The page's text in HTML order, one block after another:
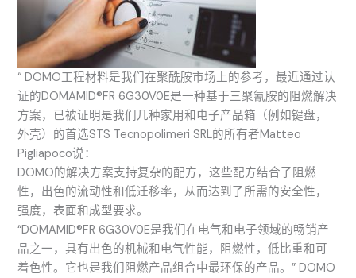
“ DOMO工程材料是我们在聚酰胺市场上的参考，最近通过认
证的DOMAMID®FR 6G30V0E是一种基于三聚氰胺的阻燃解决
方案，已被证明是我们几种家用和电子产品箱（例如键盘，
外壳）的首选STS Tecnopolimeri SRL的所有者Matteo
Pigliapoco说：
DOMO的解决方案支持复杂的配方，这些配方结合了阻燃
性，出色的流动性和低迁移率，从而达到了所需的安全性，
强度，表面和成型要求。
“DOMAMID®FR 6G30V0E是我们在电气和电子领域的畅销产
品之一，具有出色的机械和电气性能，阻燃性，低比重和可
着色性。它也是我们阻燃产品组合中最环保的产品。” DOMO